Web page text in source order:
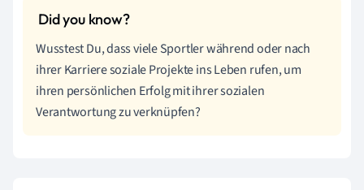
Wusstest Du, dass viele Sportler während oder nach
ihrer Karriere soziale Projekte ins Leben rufen, um
ihren persönlichen Erfolg mit ihrer sozialen
Verantwortung zu verknüpfen?